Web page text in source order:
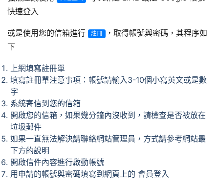
快速登入
或是使用您的信箱進行 註冊 ，取得帳號與密碼，其程序如
下
上網填寫註冊單
填寫註冊單注意事項：帳號請輸入3-10個小寫英文或是數
字
系統寄信到您的信箱
開啟您的信箱，如果幾分鐘內沒收到，請檢查是否被放在
垃圾郵件
如果一直無法解決請聯絡網站管理員，方式請參考網站最
下方的說明
開啟信件內容進行啟動帳號
用申請的帳號與密碼填寫到網頁上的 會員登入